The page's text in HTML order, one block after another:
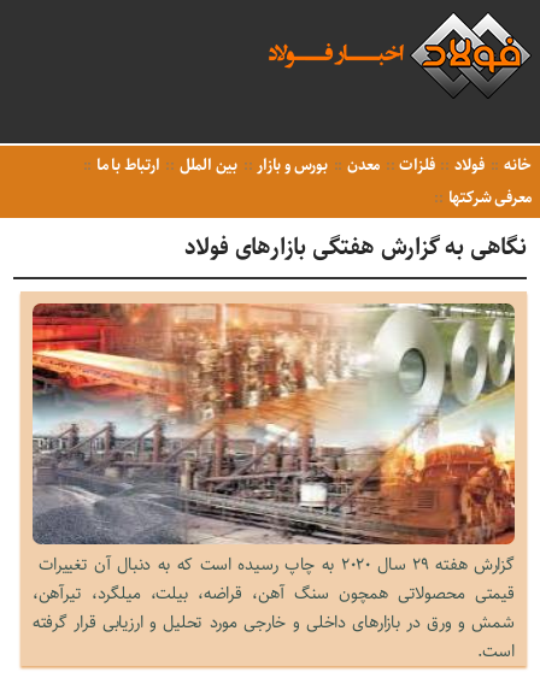
خانه فولاد فلزات معدن بورس و بازار بین الملل
ارتباط با ما
معرفی شرکتها
نگاهی به گزارش هفتگی بازارهای فولاد
گزارش هفته ۲۹ سال ۲۰۲۰ به چاپ رسیده است که به دنبال آن تغییرات
قیمتی محصولاتی همچون سنگ آهن، قراضه، بیلت، میلگرد، تیرآهن،
شمش و ورق در بازارهای داخلی و خارجی مورد تحلیل و ارزیابی قرار گرفته
است.